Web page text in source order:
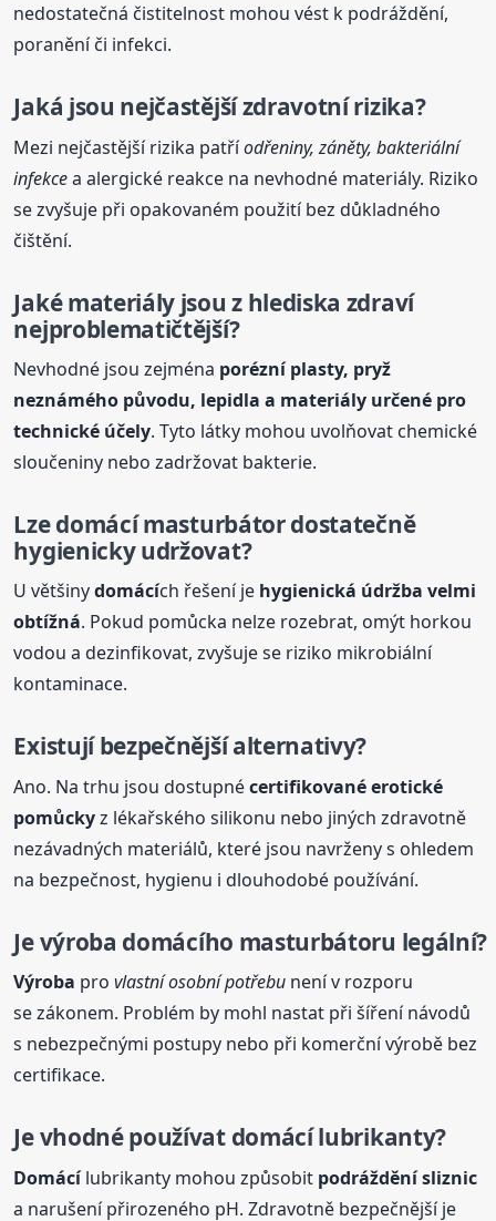
nedostatečná čistitelnost mohou vést k podráždění,
poranění či infekci.
Jaká jsou nejčastější zdravotní rizika?
Mezi nejčastější rizika patříodřeniny, záněty, bakteriální
infekcea alergické reakce na nevhodné materiály. Riziko
se zvyšuje při opakovaném použití bez důkladného
čištění.
Jaké materiály jsou z hlediska zdraví
nejproblematičtější?
Nevhodné jsou zejména porézní plasty, pryž
neznámého původu, lepidla a materiály určené pro
technické účely. Tyto látky mohou uvolňovat chemické
sloučeniny nebo zadržovat bakterie.
Lzedomácímasturbátor dostatečně
hygienicky udržovat?
U většinydomácích řešení je hygienická údržba velmi
obtížná. Pokud pomůcka nelze rozebrat, omýt horkou
vodou a dezinfikovat, zvyšuje se riziko mikrobiální
kontaminace.
Existují bezpečnější alternativy?
Ano. Na trhu jsou dostupnécertifikované erotické
pomůckyz lékařského silikonu nebo jiných zdravotně
nezávadných materiálů, které jsou navrženy s ohledem
na bezpečnost, hygienu i dlouhodobé používání.
Jevýroba domácího masturbátoru legální?
Výroba provlastní osobní potřebu není v rozporu
se zákonem. Problém by mohl nastat při šíření návodů
s nebezpečnými postupy nebo při komerční výrobě bez
certifikace.
Je vhodné používat domácílubrikanty?
Domácílubrikanty mohou způsobit podráždění sliznic
a narušení přirozeného pH. Zdravotně bezpečnější je